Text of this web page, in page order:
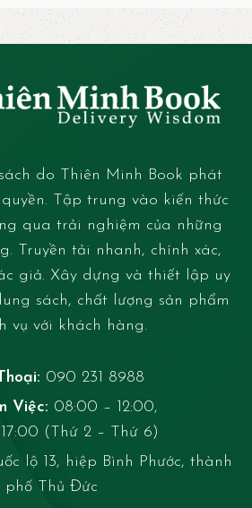
do Thiên Minh Book phát
Tập trung vào kiến thức
qua trải nghiệm của những
Truyền tải nhanh, chính xác,
giả. Xây dựng và thiết lập uy
sách, chất lượng sản phẩm
vụ với khách hàng.
090 231 8988
Việc: 08:00 – 12:00,
(Thứ 2 – Thứ 6)
lộ 13, hiệp Bình Phước, thành
phố Thủ Đức